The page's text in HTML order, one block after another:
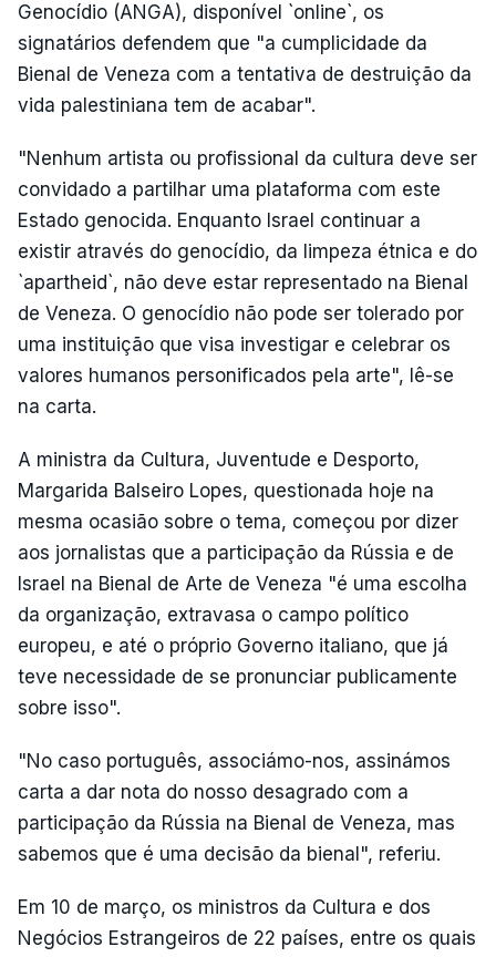
Genocídio (ANGA), disponível `online`, os
signatários defendem que "a cumplicidade da
Bienal de Veneza com a tentativa de destruição da
vida palestiniana tem de acabar".
"Nenhum artista ou profissional da cultura deve ser
convidado a partilhar uma plataforma com este
Estado genocida. Enquanto Israel continuar a
existir através do genocídio, da limpeza étnica e do
`apartheid`, não deve estar representado na Bienal
de Veneza. O genocídio não pode ser tolerado por
uma instituição que visa investigar e celebrar os
valores humanos personificados pela arte", lê-se
na carta.
A ministra da Cultura, Juventude e Desporto,
Margarida Balseiro Lopes, questionada hoje na
mesma ocasião sobre o tema, começou por dizer
aos jornalistas que a participação da Rússia e de
Israel na Bienal de Arte de Veneza "é uma escolha
da organização, extravasa o campo político
europeu, e até o próprio Governo italiano, que já
teve necessidade de se pronunciar publicamente
sobre isso".
"No caso português, associámo-nos, assinámos
carta a dar nota do nosso desagrado com a
participação da Rússia na Bienal de Veneza, mas
sabemos que é uma decisão da bienal", referiu.
Em 10 de março, os ministros da Cultura e dos
Negócios Estrangeiros de 22 países, entre os quais